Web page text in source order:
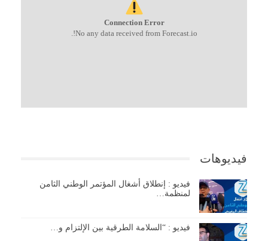
Connection Error
No any data received from Forecast.io!.
فيديوهات
فيديو : إنطلاق أشغال المؤتمر الوطني الثامن
لمنظمة…
فيديو : “السلامة الطرقية بين الإلتزام و…